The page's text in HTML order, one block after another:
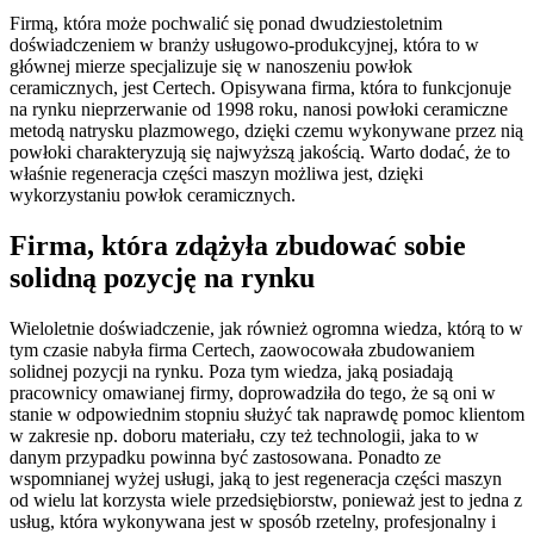
Firmą, która może pochwalić się ponad dwudziestoletnim
doświadczeniem w branży usługowo-produkcyjnej, która to w
głównej mierze specjalizuje się w nanoszeniu powłok
ceramicznych, jest Certech. Opisywana firma, która to funkcjonuje
na rynku nieprzerwanie od 1998 roku, nanosi powłoki ceramiczne
metodą natrysku plazmowego, dzięki czemu wykonywane przez nią
powłoki charakteryzują się najwyższą jakością. Warto dodać, że to
właśnie regeneracja części maszyn możliwa jest, dzięki
wykorzystaniu powłok ceramicznych.
Firma, która zdążyła zbudować sobie
solidną pozycję na rynku
Wieloletnie doświadczenie, jak również ogromna wiedza, którą to w
tym czasie nabyła firma Certech, zaowocowała zbudowaniem
solidnej pozycji na rynku. Poza tym wiedza, jaką posiadają
pracownicy omawianej firmy, doprowadziła do tego, że są oni w
stanie w odpowiednim stopniu służyć tak naprawdę pomoc klientom
w zakresie np. doboru materiału, czy też technologii, jaka to w
danym przypadku powinna być zastosowana. Ponadto ze
wspomnianej wyżej usługi, jaką to jest regeneracja części maszyn
od wielu lat korzysta wiele przedsiębiorstw, ponieważ jest to jedna z
usług, która wykonywana jest w sposób rzetelny, profesjonalny i